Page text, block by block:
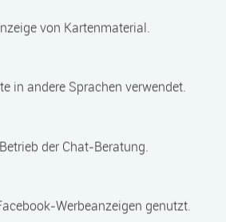
- Intensivlehrgang (schriftliche
- direkte Kommunikation
von Kartenmaterial.
in andere Sprachen verwendet.
der Chat-Beratung.
Werbeanzeigen genutzt.